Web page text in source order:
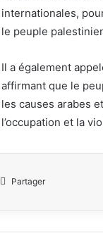
internationales,
le peuple
Il a également
affirmant que le
les causes arabes
l’occupation et la
Partager